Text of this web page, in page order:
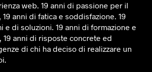
web. 19 anni di passione per il
anni di fatica e soddisfazione. 19
e di soluzioni. 19 anni di formazione e
19 anni di risposte concrete ed
di chi ha deciso di realizzare un